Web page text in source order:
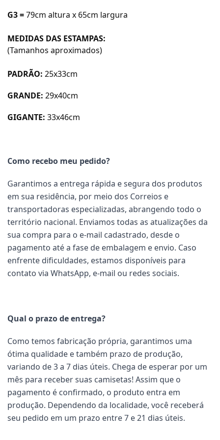
G3 =79cm altura x 65cm largura
MEDIDAS DAS ESTAMPAS:
(Tamanhos aproximados)
PADRÃO: 25x33cm
GRANDE: 29x40cm
GIGANTE: 33x46cm
Como recebo meu pedido?
Garantimos a entrega rápida e segura dos produtos
em sua residência, por meio dos Correios e
transportadoras especializadas, abrangendo todo o
território nacional. Enviamos todas as atualizações da
sua compra para o e-mail cadastrado, desde o
pagamento até a fase de embalagem e envio. Caso
enfrente dificuldades, estamos disponíveis para
contato via WhatsApp, e-mail ou redes sociais.
Qual o prazo de entrega?
Como temos fabricação própria, garantimos uma
ótima qualidade e também prazo de produção,
variando de 3 a 7 dias úteis. Chega de esperar por um
mês para receber suas camisetas! Assim que o
pagamento é confirmado, o produto entra em
produção. Dependendo da localidade, você receberá
seu pedido em um prazo entre 7 e 21 dias úteis.